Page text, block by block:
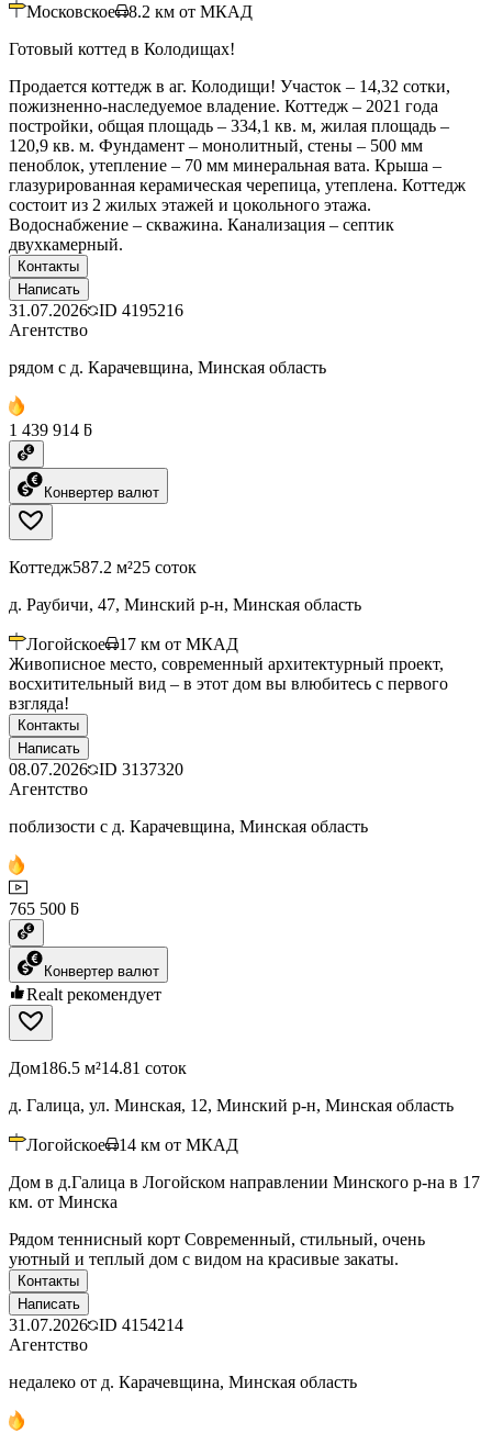
Московское 8.2 км от МКАД
Готовый коттед в Колодищах!
Продается коттедж в аг. Колодищи! Участок – 14,32 сотки,
пожизненно-наследуемое владение. Коттедж – 2021 года
постройки, общая площадь – 334,1 кв. м, жилая площадь –
120,9 кв. м. Фундамент – монолитный, стены – 500 мм
пеноблок, утепление – 70 мм минеральная вата. Крыша –
глазурированная керамическая черепица, утеплена. Коттедж
состоит из 2 жилых этажей и цокольного этажа.
Водоснабжение – скважина. Канализация – септик
двухкамерный.
Контакты
Написать
31.07.2026 ID 4195216
Агентство
рядом с д. Карачевщина, Минская область
1 439 914 ƃ
Конвертер валют
Коттедж587.2 м²25 соток
д. Раубичи, 47, Минский р-н, Минская область
Логойское 17 км от МКАД
Живописное место, современный архитектурный проект,
восхитительный вид – в этот дом вы влюбитесь с первого
взгляда!
Контакты
Написать
08.07.2026 ID 3137320
Агентство
поблизости с д. Карачевщина, Минская область
765 500 ƃ
Конвертер валют
Realt рекомендует
Дом186.5 м²14.81 соток
д. Галица, ул. Минская, 12, Минский р-н, Минская область
Логойское 14 км от МКАД
Дом в д.Галица в Логойском направлении Минского р-на в 17
км. от Минска
Рядом теннисный корт Современный, стильный, очень
уютный и теплый дом с видом на красивые закаты.
Контакты
Написать
31.07.2026 ID 4154214
Агентство
недалеко от д. Карачевщина, Минская область